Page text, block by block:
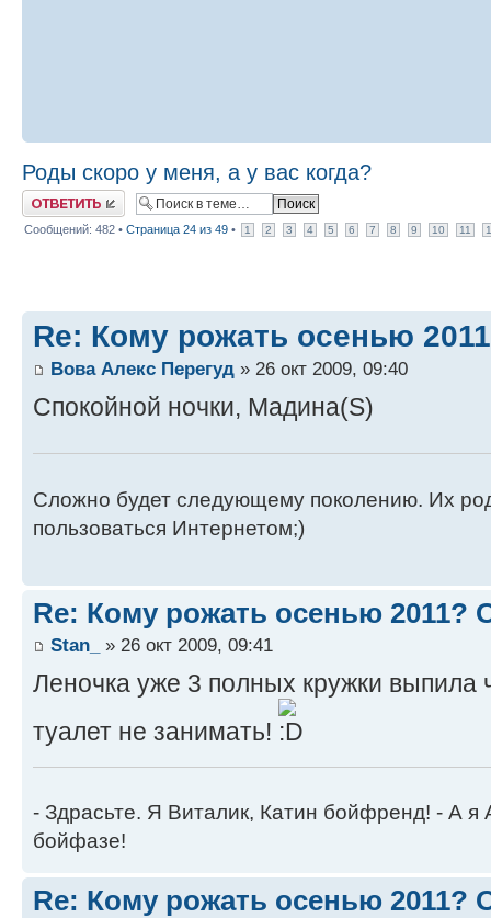
Роды скоро у меня, а у вас когда?
Ответить
Сообщений: 482 • Страница 24 из 49 • 1 2 3 4 5 6 7 8 9 10 11
Re: Кому рожать осенью
Вова Алекс Перегуд » 26 окт 2009, 09:40
Спокойной ночки, Мадина(S)
Сложно будет следующему поколению. Их
пользоваться Интернетом;)
Re: Кому рожать осенью 2011?
Stan_ » 26 окт 2009, 09:41
Леночка уже 3 полных кружки выпила
туалет не занимать!
- Здрасьте. Я Виталик, Катин бойфренд! - А я
бойфазе!
Re: Кому рожать осенью 2011?